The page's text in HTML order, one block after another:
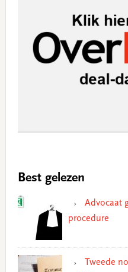
Best gelezen
Advocaat
procedure
Tweede